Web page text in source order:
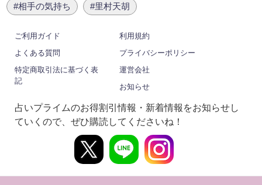
#相手の気持ち #里村天胡
ご利用ガイド
利用規約
よくある質問
プライバシーポリシー
特定商取引法に基づく表
記
運営会社
お知らせ
占いプライムのお得割引情報・新着情報をお知らせし
ていくので、ぜひ購読してくださいね！